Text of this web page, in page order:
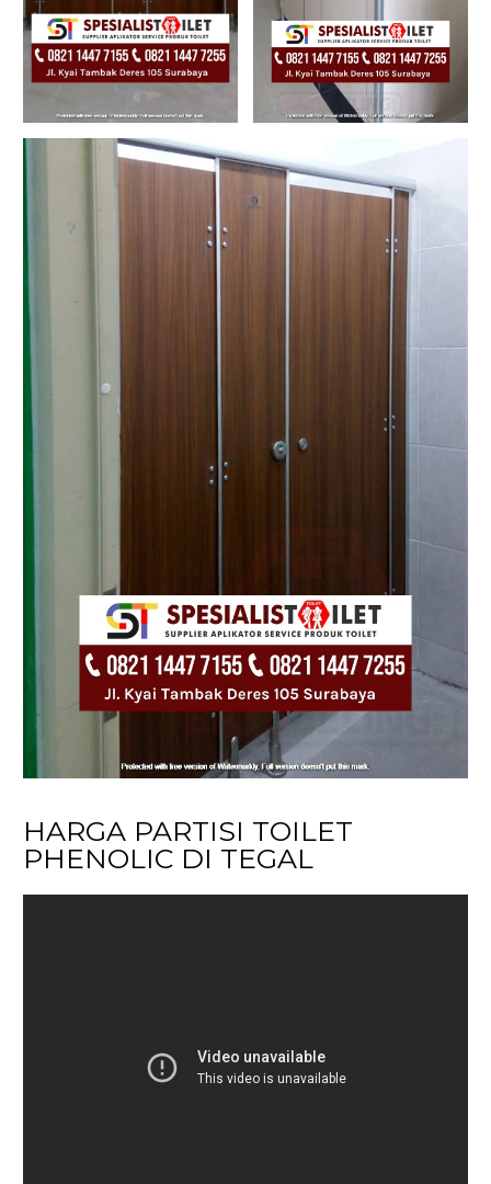
HARGA PARTISI TOILET
PHENOLIC DI TEGAL